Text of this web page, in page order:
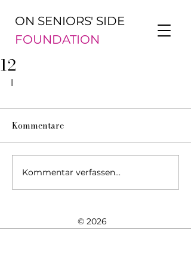
ON SENIORS' SIDE
FOUNDATION
12
l
Kommentare
Kommentar verfassen...
© 2026